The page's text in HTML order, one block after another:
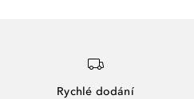
Rychlé dodání